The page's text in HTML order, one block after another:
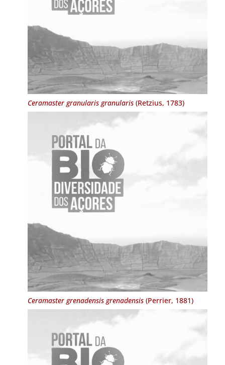
Ceramaster granularis granularis(Retzius, 1783)
Ceramaster grenadensis grenadensis(Perrier, 1881)